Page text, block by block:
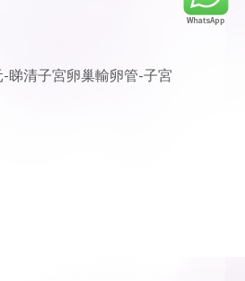
睇清子宮卵巢輸卵管-子宮